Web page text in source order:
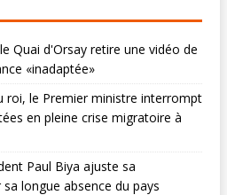
Quai d'Orsay retire une vidéo de
«inadaptée»
roi, le Premier ministre interrompt
en pleine crise migratoire à
Paul Biya ajuste sa
longue absence du pays